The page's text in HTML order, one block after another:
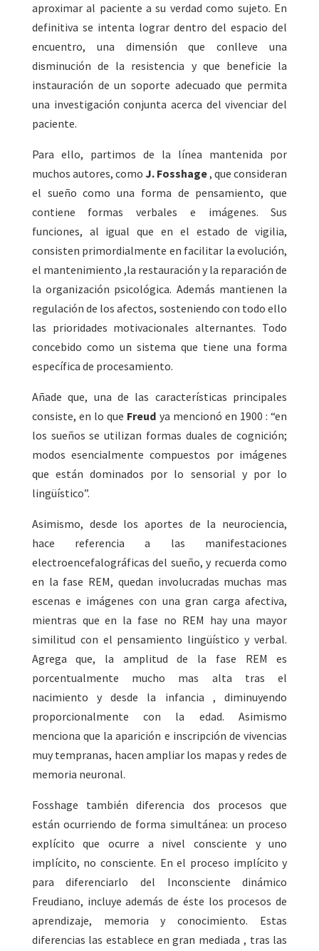
aproximar al paciente a su verdad como sujeto. En
definitiva se intenta lograr dentro del espacio del
encuentro, una dimensión que conlleve una
disminución de la resistencia y que beneficie la
instauración de un soporte adecuado que permita
una investigación conjunta acerca del vivenciar del
paciente.
Para ello, partimos de la línea mantenida por
muchos autores, como J. Fosshage, que consideran
el sueño como una forma de pensamiento, que
contiene formas verbales e imágenes. Sus
funciones, al igual que en el estado de vigilia,
consisten primordialmente en facilitar la evolución,
el mantenimiento ,la restauración y la reparación de
la organización psicológica. Además mantienen la
regulación de los afectos, sosteniendo con todo ello
las prioridades motivacionales alternantes. Todo
concebido como un sistema que tiene una forma
específica de procesamiento.
Añade que, una de las características principales
consiste, en lo que Freud ya mencionó en 1900 : “en
los sueños se utilizan formas duales de cognición;
modos esencialmente compuestos por imágenes
que están dominados por lo sensorial y por lo
lingüístico”.
Asimismo, desde los aportes de la neurociencia,
hace referencia a las manifestaciones
electroencefalográficas del sueño, y recuerda como
en la fase REM, quedan involucradas muchas mas
escenas e imágenes con una gran carga afectiva,
mientras que en la fase no REM hay una mayor
similitud con el pensamiento lingüístico y verbal.
Agrega que, la amplitud de la fase REM es
porcentualmente mucho mas alta tras el
nacimiento y desde la infancia , diminuyendo
proporcionalmente con la edad. Asimismo
menciona que la aparición e inscripción de vivencias
muy tempranas, hacen ampliar los mapas y redes de
memoria neuronal.
Fosshage también diferencia dos procesos que
están ocurriendo de forma simultánea: un proceso
explícito que ocurre a nivel consciente y uno
implícito, no consciente. En el proceso implícito y
para diferenciarlo del Inconsciente dinámico
Freudiano, incluye además de éste los procesos de
aprendizaje, memoria y conocimiento. Estas
diferencias las establece en gran mediada , tras las